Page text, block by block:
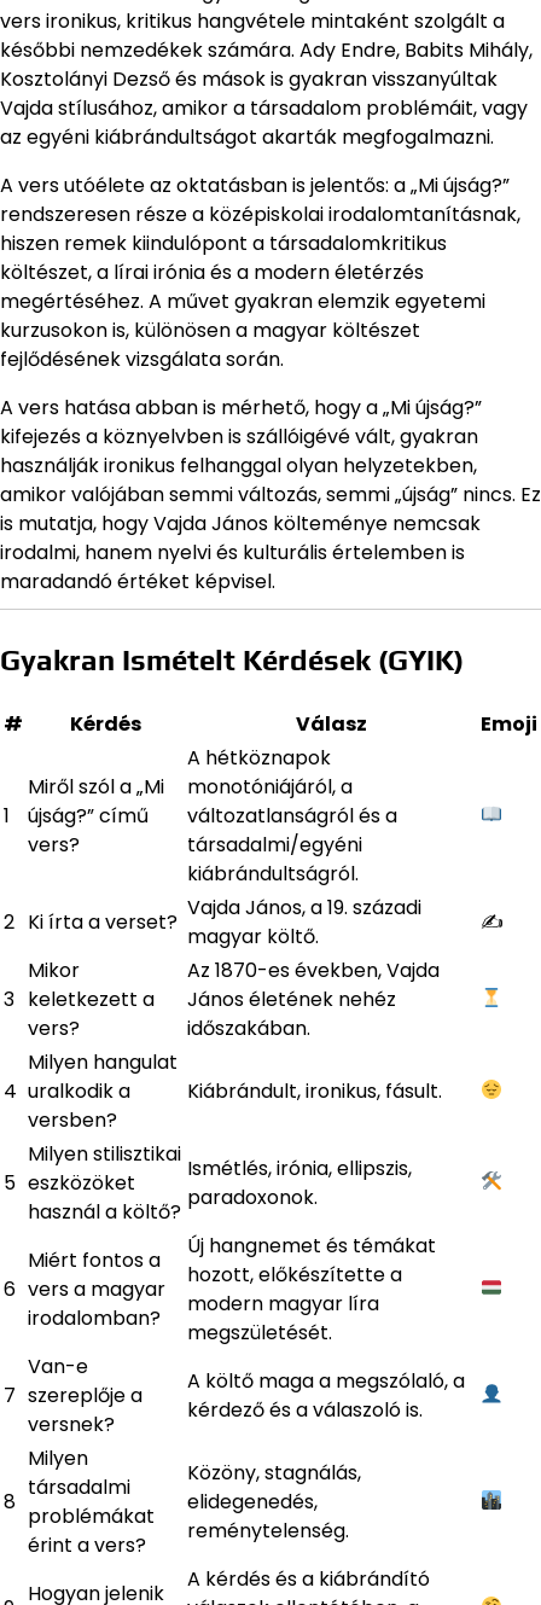
vers ironikus, kritikus hangvétele mintaként szolgált a
későbbi nemzedékek számára. Ady Endre, Babits Mihály,
Kosztolányi Dezső és mások is gyakran visszanyúltak
Vajda stílusához, amikor a társadalom problémáit, vagy
az egyéni kiábrándultságot akarták megfogalmazni.
A vers utóélete az oktatásban is jelentős: a „Mi újság?”
rendszeresen része a középiskolai irodalomtanításnak,
hiszen remek kiindulópont a társadalomkritikus
költészet, a lírai irónia és a modern életérzés
megértéséhez. A művet gyakran elemzik egyetemi
kurzusokon is, különösen a magyar költészet
fejlődésének vizsgálata során.
A vers hatása abban is mérhető, hogy a „Mi újság?”
kifejezés a köznyelvben is szállóigévé vált, gyakran
használják ironikus felhanggal olyan helyzetekben,
amikor valójában semmi változás, semmi „újság” nincs. Ez
is mutatja, hogy Vajda János költeménye nemcsak
irodalmi, hanem nyelvi és kulturális értelemben is
maradandó értéket képvisel.
Gyakran Ismételt Kérdések (GYIK)
# Kérdés Válasz Emoji
1
Miről szól a „Mi
újság?” című
vers?
A hétköznapok
monotóniájáról, a
változatlanságról és a
társadalmi/egyéni
kiábrándultságról.
2 Ki írta a verset?
Vajda János, a 19. századi
magyar költő.
✍️
3
Mikor
keletkezett a
vers?
Az 1870-es években, Vajda
János életének nehéz
időszakában.
4
Milyen hangulat
uralkodik a
versben?
Kiábrándult, ironikus, fásult.
5
Milyen stilisztikai
eszközöket
használ a költő?
Ismétlés, irónia, ellipszis,
paradoxonok.
6
Miért fontos a
vers a magyar
irodalomban?
Új hangnemet és témákat
hozott, előkészítette a
modern magyar líra
megszületését.
7
Van-e
szereplője a
versnek?
A költő maga a megszólaló, a
kérdező és a válaszoló is.
8
Milyen
társadalmi
problémákat
érint a vers?
Közöny, stagnálás,
elidegenedés,
reménytelenség.
Hogyan jelenik
A kérdés és a kiábrándító